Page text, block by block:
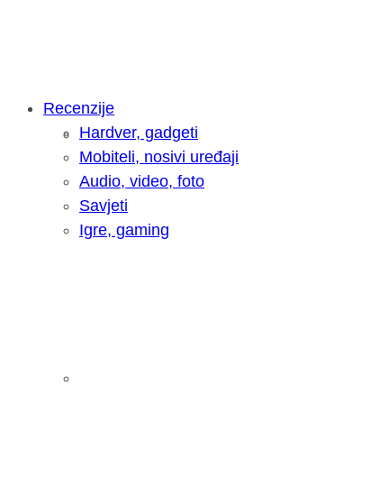
Intervju: Goran Jović, fotograf -
Recenzije
Hardver, gadgeti
Mobiteli, nosivi uređaji
Audio, video, foto
Savjeti
Igre, gaming